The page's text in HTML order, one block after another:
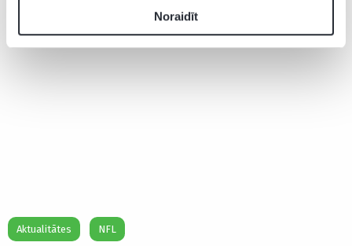
Noraidīt
Aktualitātes NFL